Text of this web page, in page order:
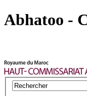
Abhatoo -